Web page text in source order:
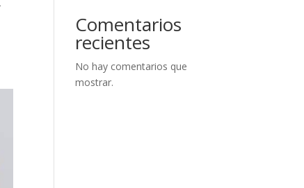
Comentarios
recientes
No hay comentarios que
mostrar.